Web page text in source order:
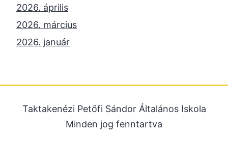
2026. április
2026. március
2026. január
2025. július
2025. június
Taktakenézi Petőfi Sándor Általános Iskola
Minden jog fenntartva